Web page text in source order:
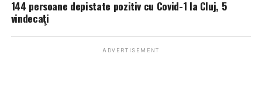
144 persoane depistate pozitiv cu Covid-1 la Cluj, 5
vindecaţi
ADVERTISEMENT